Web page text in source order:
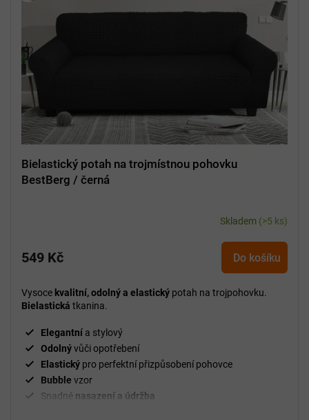
Bielastický potah na trojmístnou pohovku
BestBerg / černá
Skladem (>5 ks)
549 Kč Do košíku
Vysoce kvalitní, odolný a elastický potah na trojpohovku.
Bielastická tkanina.
Elegantní a stylový
Odolnývůči opotřebení
Elastický pro perfektní přizpůsobení pohovce
Bubble vzor
Snadné nasazení a údržba